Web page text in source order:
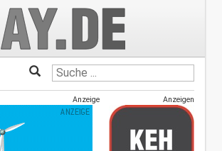
Anzeige Anzeigen